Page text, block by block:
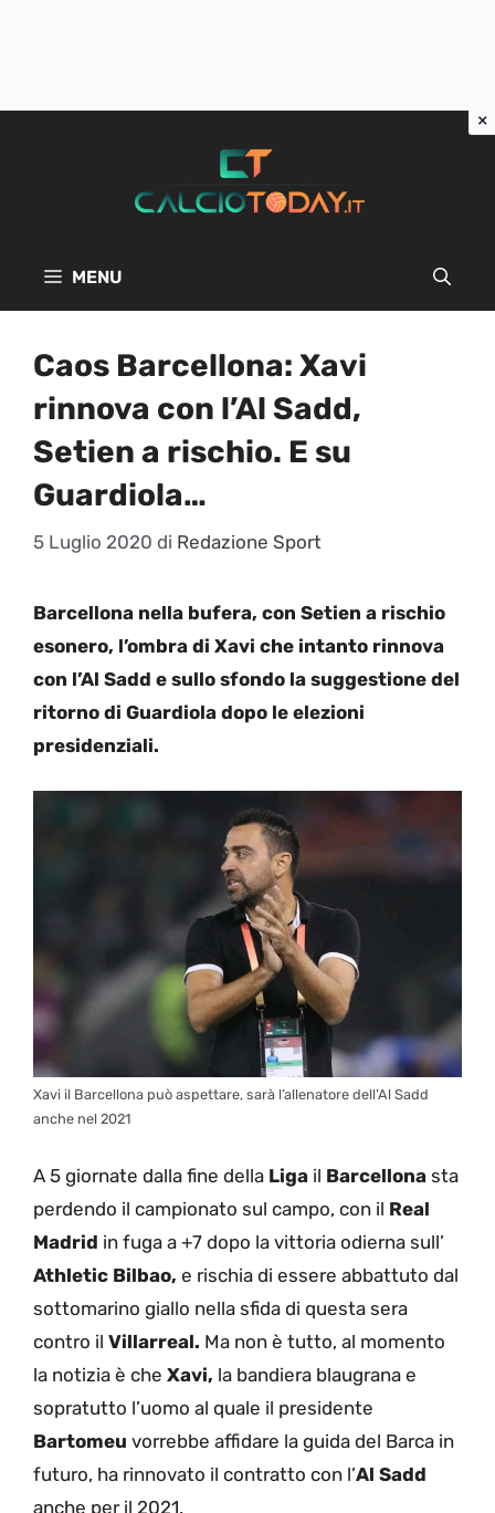
MENU
Caos Barcellona: Xavi
rinnova con l’Al Sadd,
Setien a rischio. E su
Guardiola…
5 Luglio 2020 di Redazione Sport
Barcellona nella bufera, con Setien a rischio
esonero, l’ombra di Xavi che intanto rinnova
con l’Al Sadd e sullo sfondo la suggestione del
ritorno di Guardiola dopo le elezioni
presidenziali.
Xavi il Barcellona può aspettare, sarà l’allenatore dell’Al Sadd
anche nel 2021
A 5 giornate dalla fine della Liga il Barcellona sta
perdendo il campionato sul campo, con il Real
Madrid in fuga a +7 dopo la vittoria odierna sull’
Athletic Bilbao, e rischia di essere abbattuto dal
sottomarino giallo nella sfida di questa sera
contro il Villarreal. Ma non è tutto, al momento
la notizia è che Xavi, la bandiera blaugrana e
sopratutto l’uomo al quale il presidente
Bartomeu vorrebbe affidare la guida del Barca in
futuro, ha rinnovato il contratto con l’Al Sadd
anche per il 2021.